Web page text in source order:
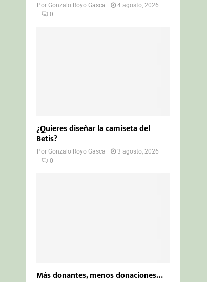
PorGonzalo Royo Gasca
4 agosto, 2026
0
¿Quieres diseñar la camiseta del
Betis?
PorGonzalo Royo Gasca
3 agosto, 2026
0
Más donantes, menos donaciones…